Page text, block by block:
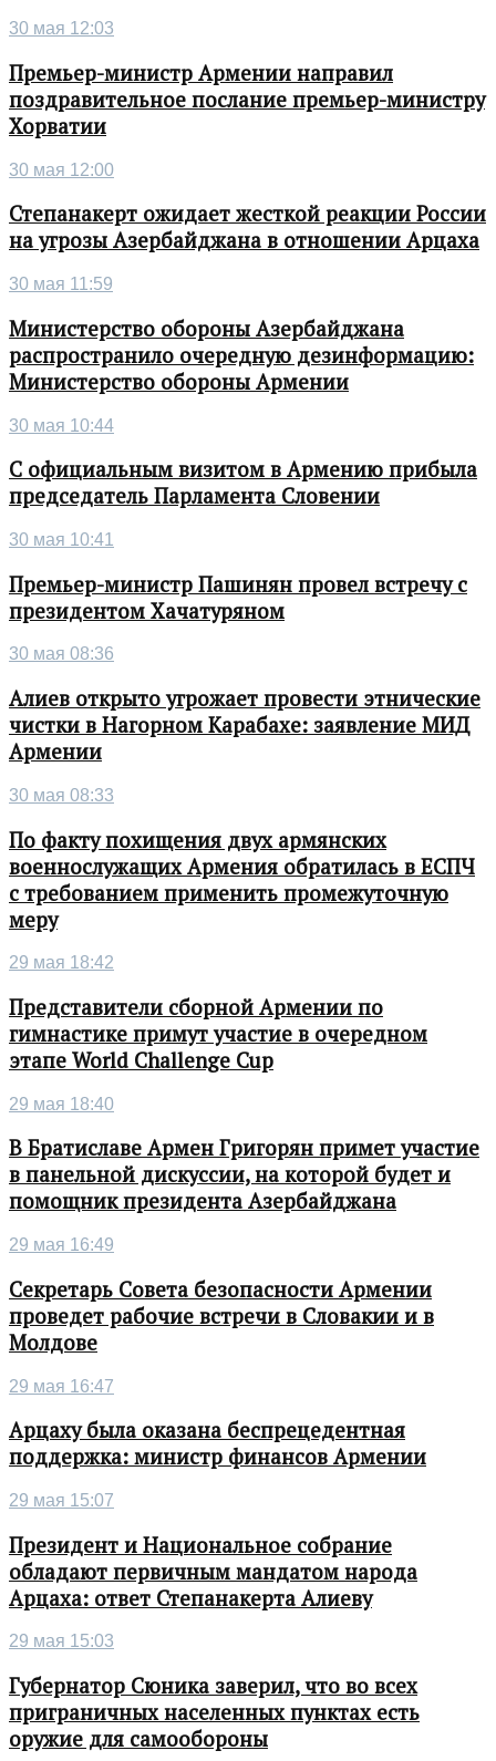
30 мая 12:03
Премьер-министр Армении направил
поздравительное послание премьер-министру
Хорватии
30 мая 12:00
Степанакерт ожидает жесткой реакции России
на угрозы Азербайджана в отношении Арцаха
30 мая 11:59
Министерство обороны Азербайджана
распространило очередную дезинформацию:
Министерство обороны Армении
30 мая 10:44
С официальным визитом в Армению прибыла
председатель Парламента Словении
30 мая 10:41
Премьер-министр Пашинян провел встречу с
президентом Хачатуряном
30 мая 08:36
Алиев открыто угрожает провести этнические
чистки в Нагорном Карабахе: заявление МИД
Армении
30 мая 08:33
По факту похищения двух армянских
военнослужащих Армения обратилась в ЕСПЧ
с требованием применить промежуточную
меру
29 мая 18:42
Представители сборной Армении по
гимнастике примут участие в очередном
этапе World Challenge Cup
29 мая 18:40
В Братиславе Армен Григорян примет участие
в панельной дискуссии, на которой будет и
помощник президента Азербайджана
29 мая 16:49
Секретарь Совета безопасности Армении
проведет рабочие встречи в Словакии и в
Молдове
29 мая 16:47
Арцаху была оказана беспрецедентная
поддержка: министр финансов Армении
29 мая 15:07
Президент и Национальное собрание
обладают первичным мандатом народа
Арцаха: ответ Степанакерта Алиеву
29 мая 15:03
Губернатор Сюника заверил, что во всех
приграничных населенных пунктах есть
оружие для самообороны